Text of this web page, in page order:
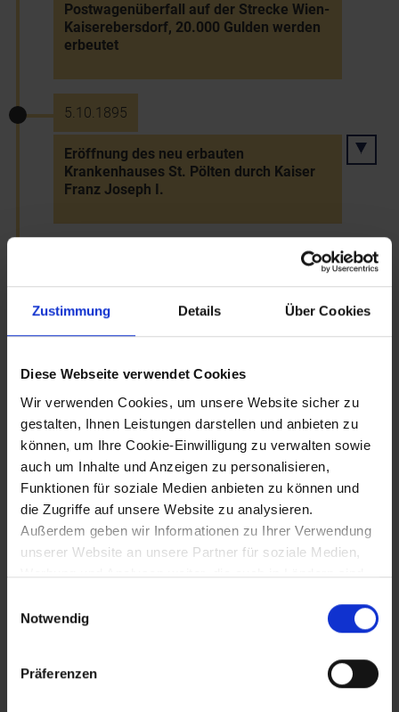
Zustimmung Details Über Cookies
Diese Webseite verwendet Cookies
Wir verwenden Cookies, um unsere Website sicher zu
gestalten, Ihnen Leistungen darstellen und anbieten zu
können, um Ihre Cookie-Einwilligung zu verwalten sowie
auch um Inhalte und Anzeigen zu personalisieren,
Funktionen für soziale Medien anbieten zu können und
die Zugriffe auf unsere Website zu analysieren.
Außerdem geben wir Informationen zu Ihrer Verwendung
unserer Website an unsere Partner für soziale Medien,
Werbung und Analysen weiter, die auch in Ländern sind,
gegeben ist, und in denen Sie Ihre Rechte uU nicht
effektiv durchsetzen können. Unsere Partner führen
diese Informationen möglicherweise mit weiteren Daten
zusammen, die Sie ihnen bereitgestellt haben oder die
Notwendig
Präferenzen
Postwagenüberfall auf der Strecke Wien-
Kaiserebersdorf, 20.000 Gulden werden
erbeutet
5.10.1895
Eröffnung des neu erbauten
Krankenhauses St. Pölten durch Kaiser
Franz Joseph I.
29.11.1899
Fertigstellung der neuen Domtürme von
Wiener Neustadt
12.10.1902
Christlichsozialer Parteitag in St. Pölten -
schwere Auseinandersetzungen mit den
Brand im Stadttheater Berndorf